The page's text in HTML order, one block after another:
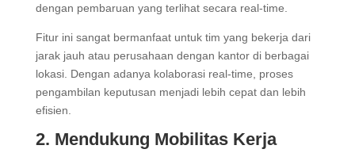
dengan pembaruan yang terlihat secara real-time.
Fitur ini sangat bermanfaat untuk tim yang bekerja dari
jarak jauh atau perusahaan dengan kantor di berbagai
lokasi. Dengan adanya kolaborasi real-time, proses
pengambilan keputusan menjadi lebih cepat dan lebih
efisien.
2. Mendukung Mobilitas Kerja